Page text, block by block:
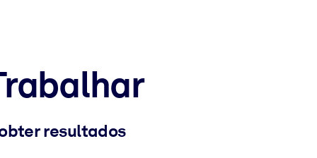
resultados